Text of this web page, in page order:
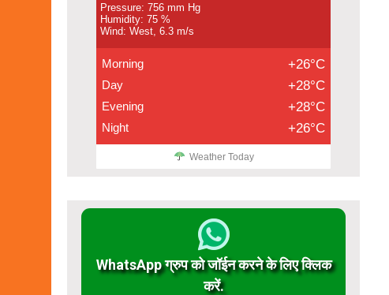
Pressure: 756 mm Hg
Humidity: 75 %
Wind: West, 6.3 m/s
Morning +26°C
Day +28°C
Evening +28°C
Night +26°C
Weather Today
WhatsApp ग्रुप को जॉईन करने के लिए क्लिक
करें.